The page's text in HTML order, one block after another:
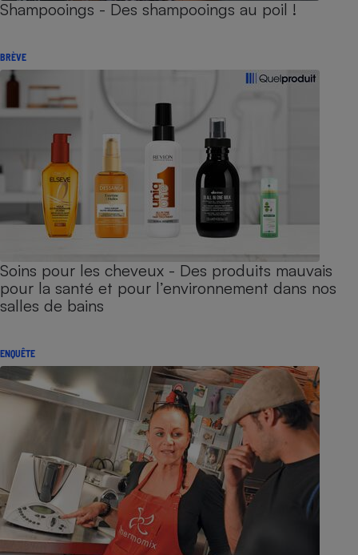
Shampooings - Des shampooings au poil !
BRÈVE
Soins pour les cheveux - Des produits mauvais
pour la santé et pour l’environnement dans nos
salles de bains
ENQUÊTE